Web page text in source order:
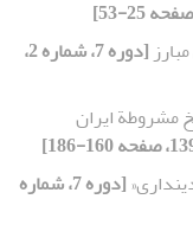
[دوره 7، شماره 2،
مشروطة ایران
[دوره 7، شماره